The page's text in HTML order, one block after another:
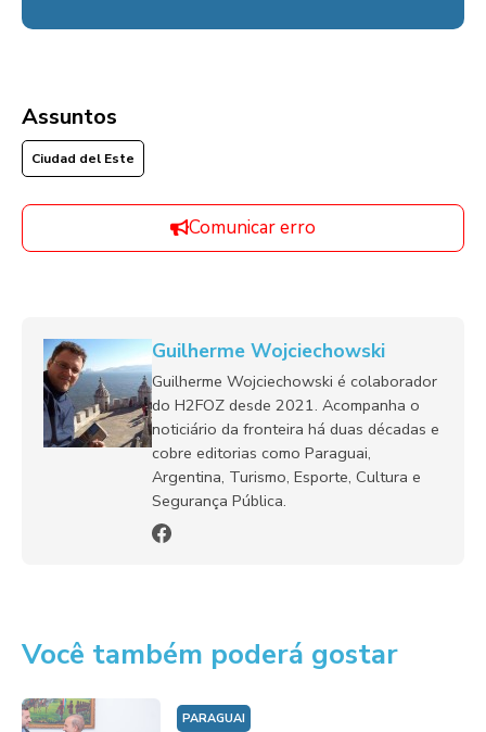
Assuntos
Ciudad del Este
Comunicar erro
Guilherme Wojciechowski
Guilherme Wojciechowski é colaborador
do H2FOZ desde 2021. Acompanha o
noticiário da fronteira há duas décadas e
cobre editorias como Paraguai,
Argentina, Turismo, Esporte, Cultura e
Segurança Pública.
Você também poderá gostar
PARAGUAI